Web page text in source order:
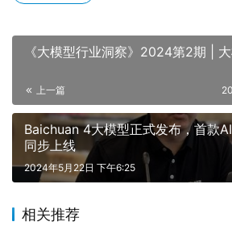
《大模型行业洞察》2024第2期 |
上一篇
Baichuan 4大模型正式发布，首款
同步上线
2024年5月22日 下午6:25
相关推荐